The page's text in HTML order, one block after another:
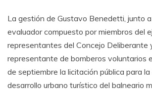
La gestión de Gustavo Benedetti, junto
evaluador compuesto por miembros del
representantes del Concejo Deliberante
representante de bomberos voluntarios
de septiembre la licitación pública para
desarrollo urbano turístico del balneario